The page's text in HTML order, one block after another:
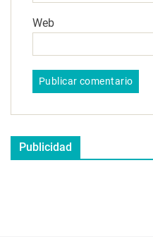
Web
Publicidad